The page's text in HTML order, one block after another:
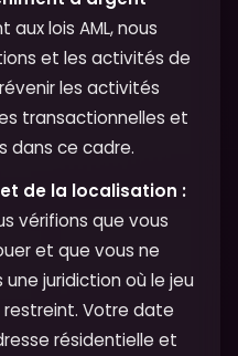
lois AML, nous
et les activités de
les activités
transactionnelles et
dans ce cadre.
de la localisation :
vérifions que vous
et que vous ne
juridiction où le jeu
Votre date
résidentielle et